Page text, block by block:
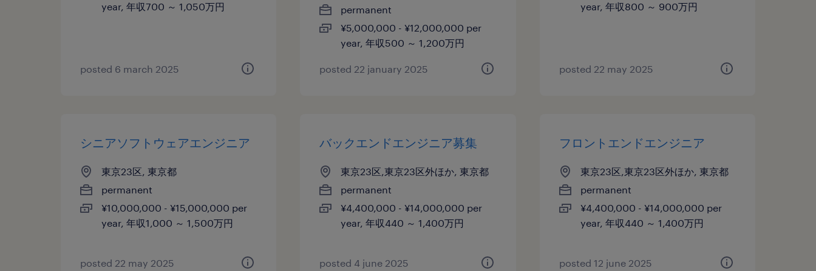
year, 年収700 ～ 1,050万円
posted 6 march 2025
permanent
¥5,000,000 - ¥12,000,000 per
year, 年収500 ～ 1,200万円
posted 22 january 2025
year, 年収800 ～ 900万円
posted 22 may 2025
シニアソフトウェアエンジニア
東京23区, 東京都
permanent
¥10,000,000 - ¥15,000,000 per
year, 年収1,000 ～ 1,500万円
posted 22 may 2025
バックエンドエンジニア募集
東京23区,東京23区外ほか, 東京都
permanent
¥4,400,000 - ¥14,000,000 per
year, 年収440 ～ 1,400万円
posted 4 june 2025
フロントエンドエンジニア
東京23区,東京23区外ほか, 東京都
permanent
¥4,400,000 - ¥14,000,000 per
year, 年収440 ～ 1,400万円
posted 12 june 2025